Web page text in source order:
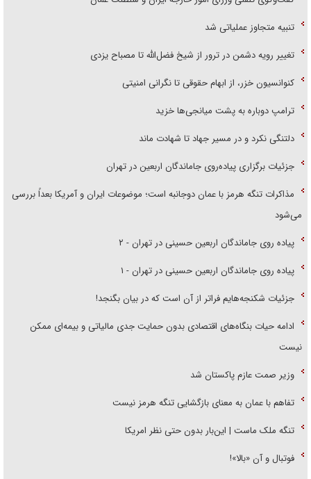
تنبیه متجاوز عملیاتی شد
تغییر رویه دشمن در ترور از شیخ فضل‌الله تا مصباح یزدی
کنوانسیون خزر، از ابهام حقوقی تا نگرانی امنیتی
ترامپ دوباره به پشت میانجی‌ها خزید
دلتنگی نکرد و در مسیر جهاد تا شهادت ماند
جزئیات برگزاری پیاده‌روی جاماندگان اربعین در تهران
مذاکرات تنگه هرمز با عمان دوجانبه است؛ موضوعات ایران و آمریکا بعداً بررسی
می‌شود
پیاده روی جاماندگان اربعین حسینی در تهران - ۲
پیاده روی جاماندگان اربعین حسینی در تهران - ۱
جزئیات شکنجه‌هایم فراتر از آن است که در بیان بگنجد!
ادامه حیات بنگاه‌های اقتصادی بدون حمایت جدی مالیاتی و بیمه‌ای ممکن
نیست
وزیر صمت عازم پاکستان شد
تفاهم با عمان به معنای بازگشایی تنگه هرمز نیست
تنگه ملک ماست | این‌بار بدون حتی نظر امریکا
فوتبال و آن «بالا»!